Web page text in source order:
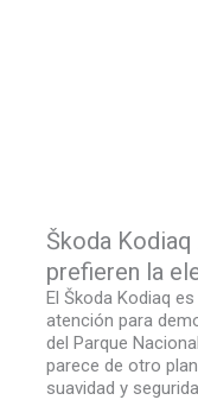
Škoda
prefieren la
El Škoda Kodiaq
atención para
del Parque
parece de otro
suavidad y